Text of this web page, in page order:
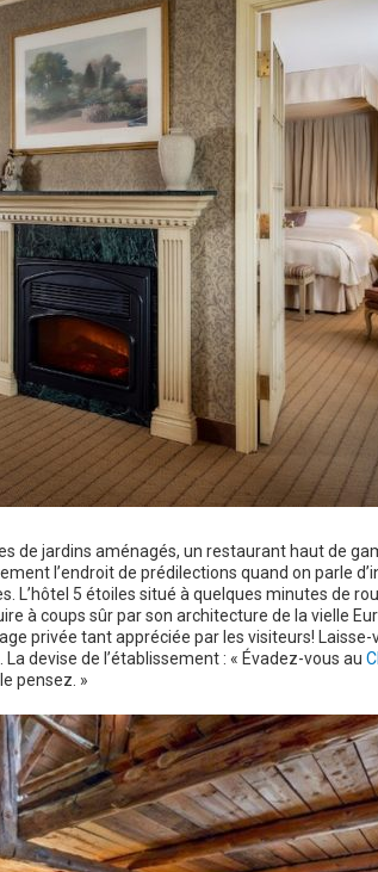
de jardins aménagés, un restaurant haut de
l’endroit de prédilections quand on parle
L’hôtel 5 étoiles situé à quelques minutes de
à coups sûr par son architecture de la vielle
privée tant appréciée par les visiteurs! Laisse-
devise de l’établissement : « Évadez-vous au
pensez. »